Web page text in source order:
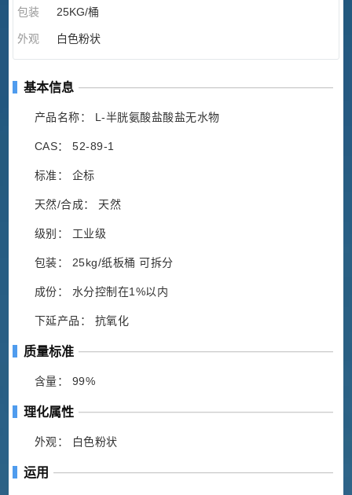
包装 25KG/桶
外观 白色粉状
基本信息
产品名称： L-半胱氨酸盐酸盐无水物
CAS： 52-89-1
标准： 企标
天然/合成： 天然
级别： 工业级
包装： 25kg/纸板桶 可拆分
成份： 水分控制在1%以内
下延产品： 抗氧化
质量标准
含量： 99%
理化属性
外观： 白色粉状
运用